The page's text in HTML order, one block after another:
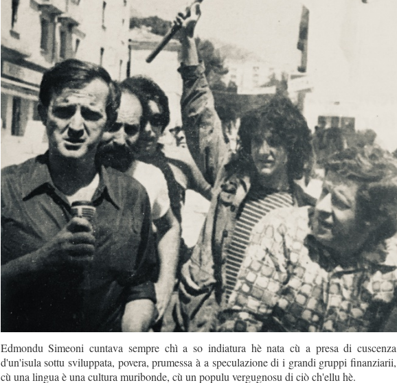
Edmondu Simeoni cuntava sempre chì a so indiatura hè nata cù a presa di cuscenza
d'un'isula sottu sviluppata, povera, prumessa à a speculazione di i grandi gruppi finanziarii,
cù una lingua è una cultura muribonde, cù un populu vergugnosu di ciò ch'ellu hè.